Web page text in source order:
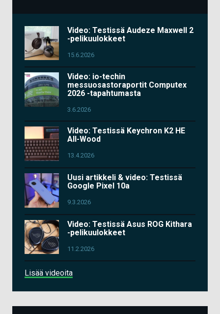
Video: Testissä Audeze Maxwell 2
-pelikuulokkeet
15.6.2026
Video: io-techin
messuosastoraportit Computex
2026 -tapahtumasta
3.6.2026
Video: Testissä Keychron K2 HE
All-Wood
13.4.2026
Uusi artikkeli & video: Testissä
Google Pixel 10a
9.3.2026
Video: Testissä Asus ROG Kithara
-pelikuulokkeet
11.2.2026
Lisää videoita